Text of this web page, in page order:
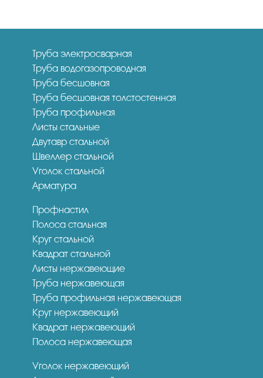
Труба электросварная
Труба водогазопроводная
Труба бесшовная
Труба бесшовная толстостенная
Труба профильная
Листы стальные
Двутавр стальной
Швеллер стальной
Уголок стальной
Арматура
Профнастил
Полоса стальная
Круг стальной
Квадрат стальной
Листы нержавеющие
Труба нержавеющая
Труба профильная нержавеющая
Круг нержавеющий
Квадрат нержавеющий
Полоса нержавеющая
Уголок нержавеющий